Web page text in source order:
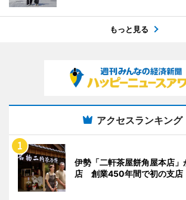
もっと見る
アクセスランキング
伊勢「二軒茶屋餅角屋本店」
店 創業450年間で初の支店